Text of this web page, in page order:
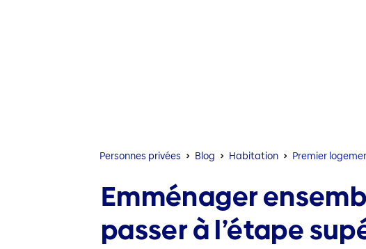
Personnes privées Blog Habitation Premier
Emménager
passer à l’étape